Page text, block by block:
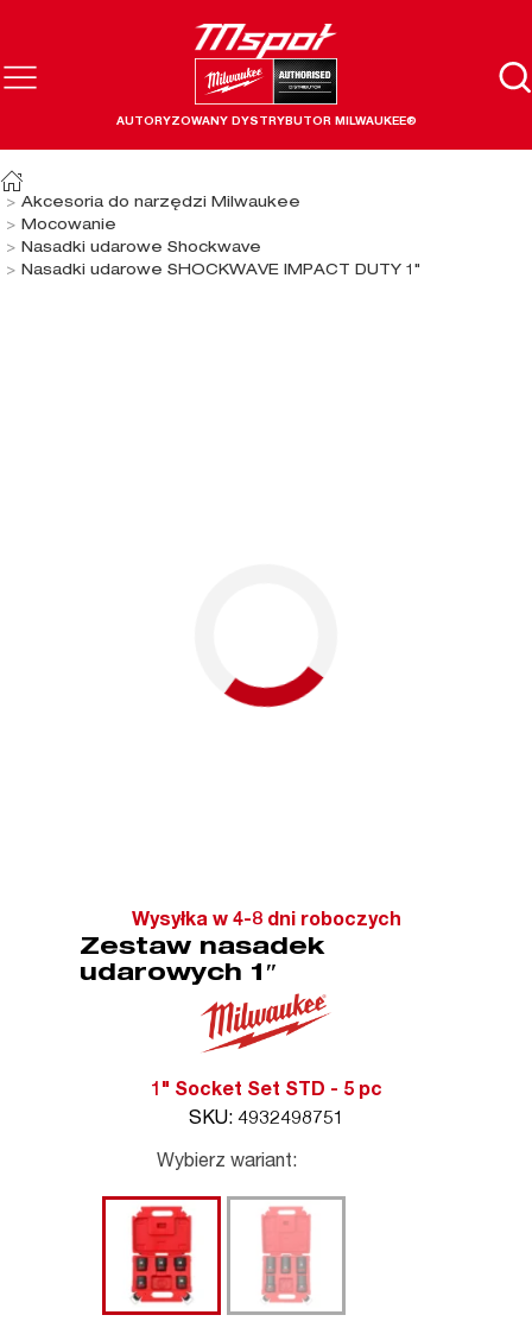
AUTORYZOWANY DYSTRYBUTOR MILWAUKEE®
Akcesoria do narzędzi Milwaukee
Mocowanie
Nasadki udarowe Shockwave
Nasadki udarowe SHOCKWAVE IMPACT DUTY 1"
Wysyłka w 4-8 dni roboczych
Zestaw nasadek
udarowych 1″
1" Socket Set STD - 5 pc
SKU: 4932498751
Wybierz wariant: